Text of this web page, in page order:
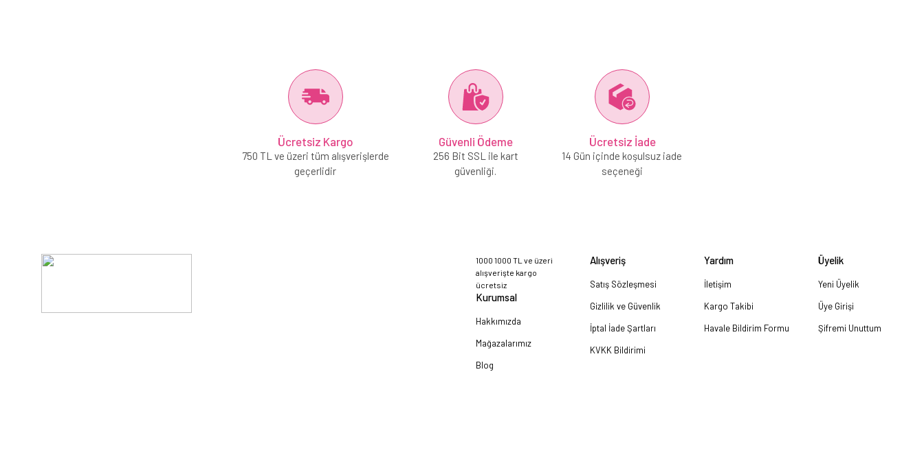
Ücretsiz Kargo
750 TL ve üzeri tüm alışverişlerde
geçerlidir
Güvenli Ödeme
256 Bit SSL ile kart
güvenliği.
Ücretsiz İade
14 Gün içinde koşulsuz iade
seçeneği
1000 1000 TL ve üzeri
alışverişte kargo
ücretsiz
Kurumsal
Hakkımızda
Mağazalarımız
Blog
Alışveriş
Satış Sözleşmesi
Gizlilik ve Güvenlik
İptal İade Şartları
KVKK Bildirimi
Yardım
İletişim
Kargo Takibi
Havale Bildirim Formu
Üyelik
Yeni Üyelik
Üye Girişi
Şifremi Unuttum